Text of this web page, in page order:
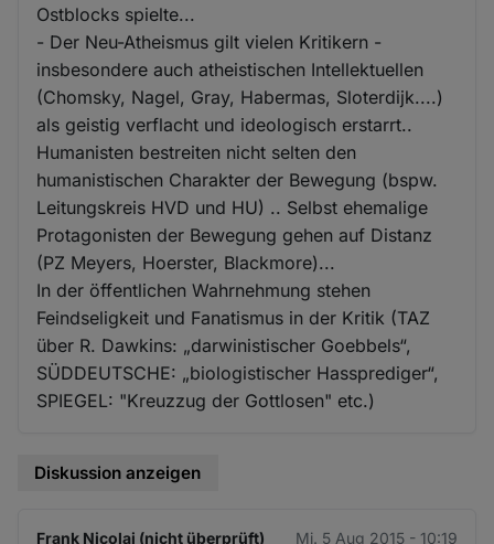
Ostblocks spielte...
- Der Neu-Atheismus gilt vielen Kritikern -
insbesondere auch atheistischen Intellektuellen
(Chomsky, Nagel, Gray, Habermas, Sloterdijk....)
als geistig verflacht und ideologisch erstarrt..
Humanisten bestreiten nicht selten den
humanistischen Charakter der Bewegung (bspw.
Leitungskreis HVD und HU) .. Selbst ehemalige
Protagonisten der Bewegung gehen auf Distanz
(PZ Meyers, Hoerster, Blackmore)...
In der öffentlichen Wahrnehmung stehen
Feindseligkeit und Fanatismus in der Kritik (TAZ
über R. Dawkins: „darwinistischer Goebbels“,
SÜDDEUTSCHE: „biologistischer Hassprediger“,
SPIEGEL: "Kreuzzug der Gottlosen" etc.)
Diskussion anzeigen
Frank Nicolai (nicht überprüft) Mi. 5 Aug 2015 - 10:19